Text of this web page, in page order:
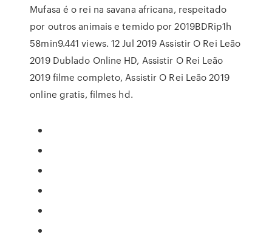
Mufasa é o rei na savana africana, respeitado
por outros animais e temido por 2019BDRip1h
58min9.441 views. 12 Jul 2019 Assistir O Rei Leão
2019 Dublado Online HD, Assistir O Rei Leão
2019 filme completo, Assistir O Rei Leão 2019
online gratis, filmes hd.